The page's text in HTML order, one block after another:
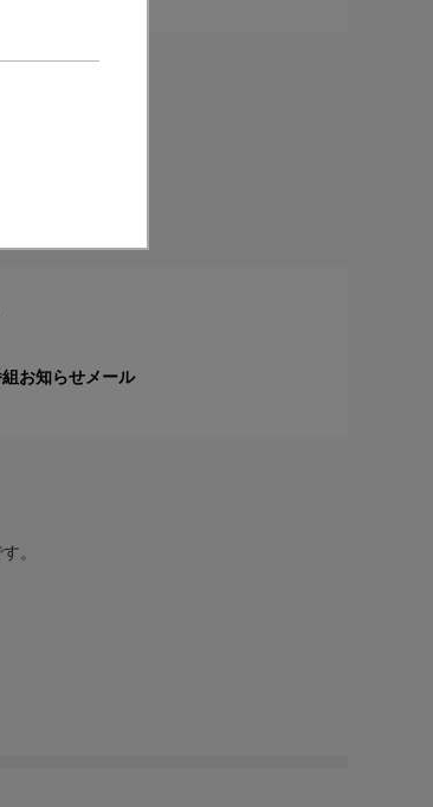
お知らせメール
。